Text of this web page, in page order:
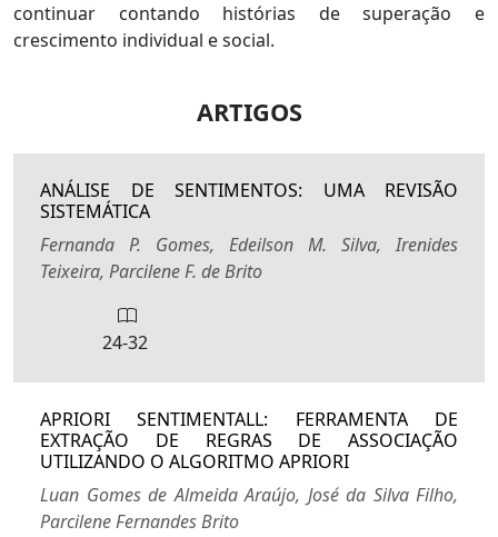
continuar contando histórias de superação e
crescimento individual e social.
ARTIGOS
ANÁLISE DE SENTIMENTOS: UMA REVISÃO
SISTEMÁTICA
Fernanda P. Gomes, Edeilson M. Silva, Irenides
Teixeira, Parcilene F. de Brito
24-32
APRIORI SENTIMENTALL: FERRAMENTA DE
EXTRAÇÃO DE REGRAS DE ASSOCIAÇÃO
UTILIZANDO O ALGORITMO APRIORI
Luan Gomes de Almeida Araújo, José da Silva Filho,
Parcilene Fernandes Brito